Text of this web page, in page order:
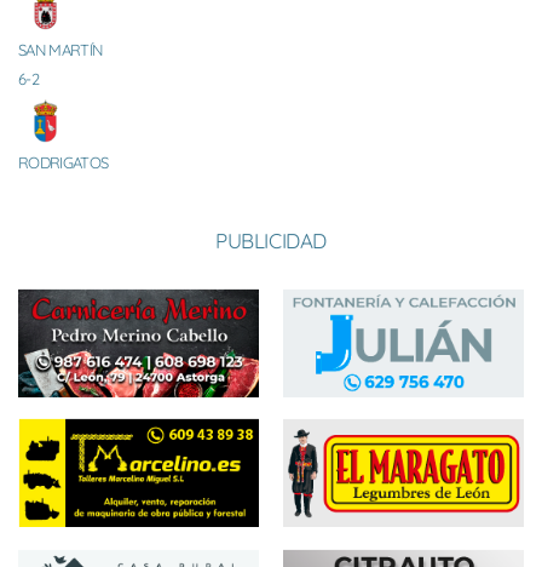
SAN MARTÍN
6-2
RODRIGATOS
PUBLICIDAD